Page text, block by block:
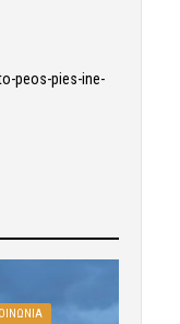
peos-pies-ine-